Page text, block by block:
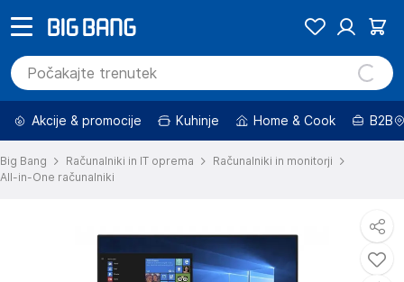
Akcije & promocije Kuhinje Home & Cook B2B
Big Bang Računalniki in IT oprema
Računalniki in monitorji
All-in-One računalniki